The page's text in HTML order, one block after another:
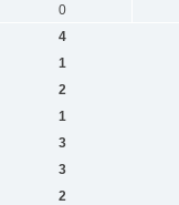
0
4
1
2
1
3
3
2